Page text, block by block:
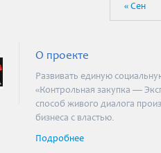
« Сен
О проекте
Развивать единую
«Контрольная закупка —
способ живого диалога
бизнеса с властью.
Подробнее